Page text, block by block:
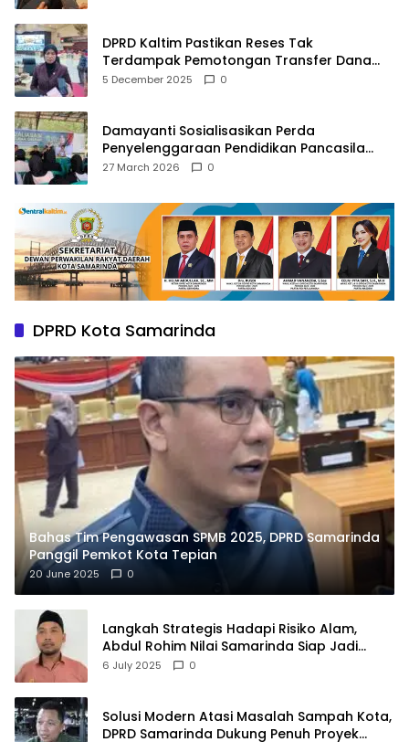
DPRD Kaltim Pastikan Reses Tak
Terdampak Pemotongan Transfer Dana
Pusat
5 December 2025 0
Damayanti Sosialisasikan Perda
Penyelenggaraan Pendidikan Pancasila
dan Wawasan Kebangsaan
27 March 2026 0
DPRD Kota Samarinda
Bahas Tim Pengawasan SPMB 2025, DPRD Samarinda
Panggil Pemkot Kota Tepian
20 June 2025 0
Langkah Strategis Hadapi Risiko Alam,
Abdul Rohim Nilai Samarinda Siap Jadi
Pusat Logistik Bencana Kalimantan
6 July 2025 0
Solusi Modern Atasi Masalah Sampah Kota,
DPRD Samarinda Dukung Penuh Proyek